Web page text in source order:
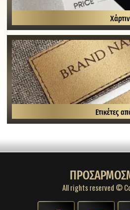
Ετικέτες
All rights reserved ©